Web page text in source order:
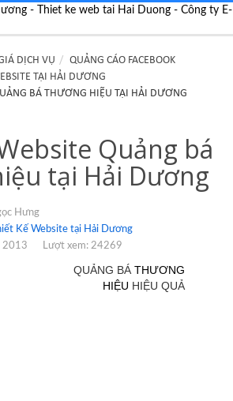
DỊCH VỤ
QUẢNG CÁO FACEBOOK
TẠI HẢI DƯƠNG
BÁ THƯƠNG HIỆU TẠI HẢI DƯƠNG
Quảng bá
tại Hải Dương
Hưng
Kế Website tại Hải Dương
2013
Lượt xem: 24269
QUẢNG BÁTHƯƠNG
HIỆU HIỆU QUẢ